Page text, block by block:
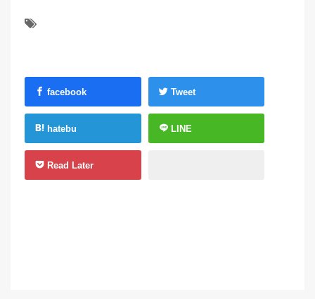
facebook Tweet
hatebu LINE
Read Later